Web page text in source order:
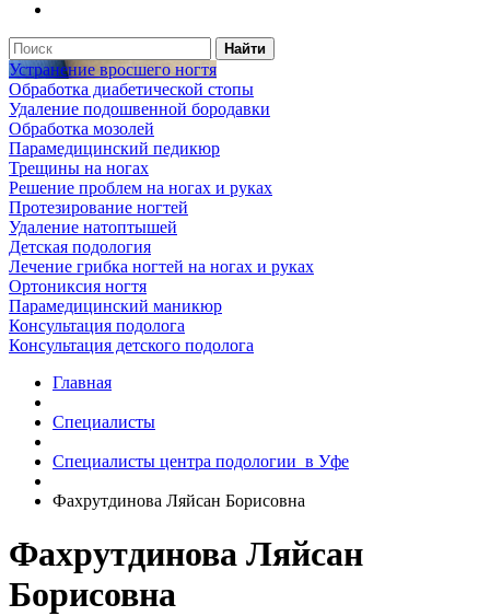
Найти
Устранение вросшего ногтя
Обработка диабетической стопы
Удаление подошвенной бородавки
Обработка мозолей
Парамедицинский педикюр
Трещины на ногах
Решение проблем на ногах и руках
Протезирование ногтей
Удаление натоптышей
Детская подология
Лечение грибка ногтей на ногах и руках
Ортониксия ногтя
Парамедицинский маникюр
Консультация подолога
Консультация детского подолога
Главная
Специалисты
Специалисты центра подологии в Уфе
Фахрутдинова Ляйсан Борисовна
Фахрутдинова Ляйсан
Борисовна